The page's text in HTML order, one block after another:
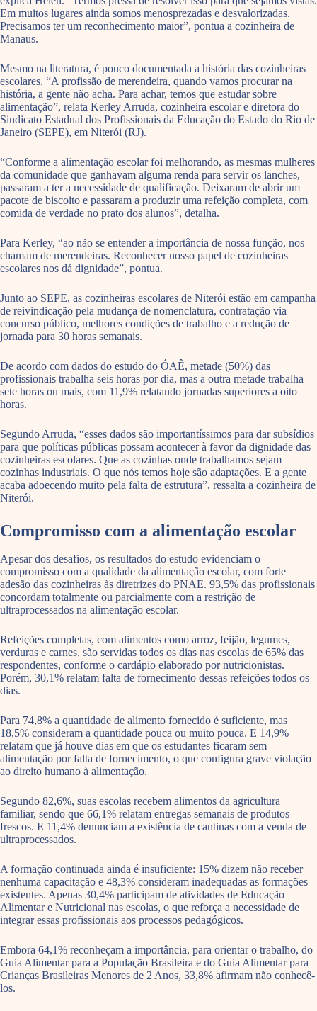
Em muitos lugares ainda somos menosprezadas e desvalorizadas.
Precisamos ter um reconhecimento maior”, pontua a cozinheira de
Manaus.
Mesmo na literatura, é pouco documentada a história das cozinheiras
escolares, “A profissão de merendeira, quando vamos procurar na
história, a gente não acha. Para achar, temos que estudar sobre
alimentação”, relata Kerley Arruda, cozinheira escolar e diretora do
Sindicato Estadual dos Profissionais da Educação do Estado do Rio de
Janeiro (SEPE), em Niterói (RJ).
“Conforme a alimentação escolar foi melhorando, as mesmas mulheres
da comunidade que ganhavam alguma renda para servir os lanches,
passaram a ter a necessidade de qualificação. Deixaram de abrir um
pacote de biscoito e passaram a produzir uma refeição completa, com
comida de verdade no prato dos alunos”, detalha.
Para Kerley, “ao não se entender a importância de nossa função, nos
chamam de merendeiras. Reconhecer nosso papel de cozinheiras
escolares nos dá dignidade”, pontua.
Junto ao SEPE, as cozinheiras escolares de Niterói estão em campanha
de reivindicação pela mudança de nomenclatura, contratação via
concurso público, melhores condições de trabalho e a redução de
jornada para 30 horas semanais.
De acordo com dados do estudo do ÓAÊ, metade (50%) das
profissionais trabalha seis horas por dia, mas a outra metade trabalha
sete horas ou mais, com 11,9% relatando jornadas superiores a oito
horas.
Segundo Arruda, “esses dados são importantíssimos para dar subsídios
para que políticas públicas possam acontecer à favor da dignidade das
cozinheiras escolares. Que as cozinhas onde trabalhamos sejam
cozinhas industriais. O que nós temos hoje são adaptações. E a gente
acaba adoecendo muito pela falta de estrutura”, ressalta a cozinheira de
Niterói.
Compromisso com a alimentação escolar
Apesar dos desafios, os resultados do estudo evidenciam o
compromisso com a qualidade da alimentação escolar, com forte
adesão das cozinheiras às diretrizes do PNAE. 93,5% das profissionais
concordam totalmente ou parcialmente com a restrição de
ultraprocessados na alimentação escolar.
Refeições completas, com alimentos como arroz, feijão, legumes,
verduras e carnes, são servidas todos os dias nas escolas de 65% das
respondentes, conforme o cardápio elaborado por nutricionistas.
Porém, 30,1% relatam falta de fornecimento dessas refeições todos os
dias.
Para 74,8% a quantidade de alimento fornecido é suficiente, mas
18,5% consideram a quantidade pouca ou muito pouca. E 14,9%
relatam que já houve dias em que os estudantes ficaram sem
alimentação por falta de fornecimento, o que configura grave violação
ao direito humano à alimentação.
Segundo 82,6%, suas escolas recebem alimentos da agricultura
familiar, sendo que 66,1% relatam entregas semanais de produtos
frescos. E 11,4% denunciam a existência de cantinas com a venda de
ultraprocessados.
A formação continuada ainda é insuficiente: 15% dizem não receber
nenhuma capacitação e 48,3% consideram inadequadas as formações
existentes. Apenas 30,4% participam de atividades de Educação
Alimentar e Nutricional nas escolas, o que reforça a necessidade de
integrar essas profissionais aos processos pedagógicos.
Embora 64,1% reconheçam a importância, para orientar o trabalho, do
Guia Alimentar para a População Brasileira e do Guia Alimentar para
Crianças Brasileiras Menores de 2 Anos, 33,8% afirmam não conhecê-
los.